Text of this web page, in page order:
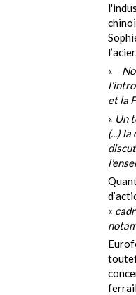
«
et la
« Un
(...)
«